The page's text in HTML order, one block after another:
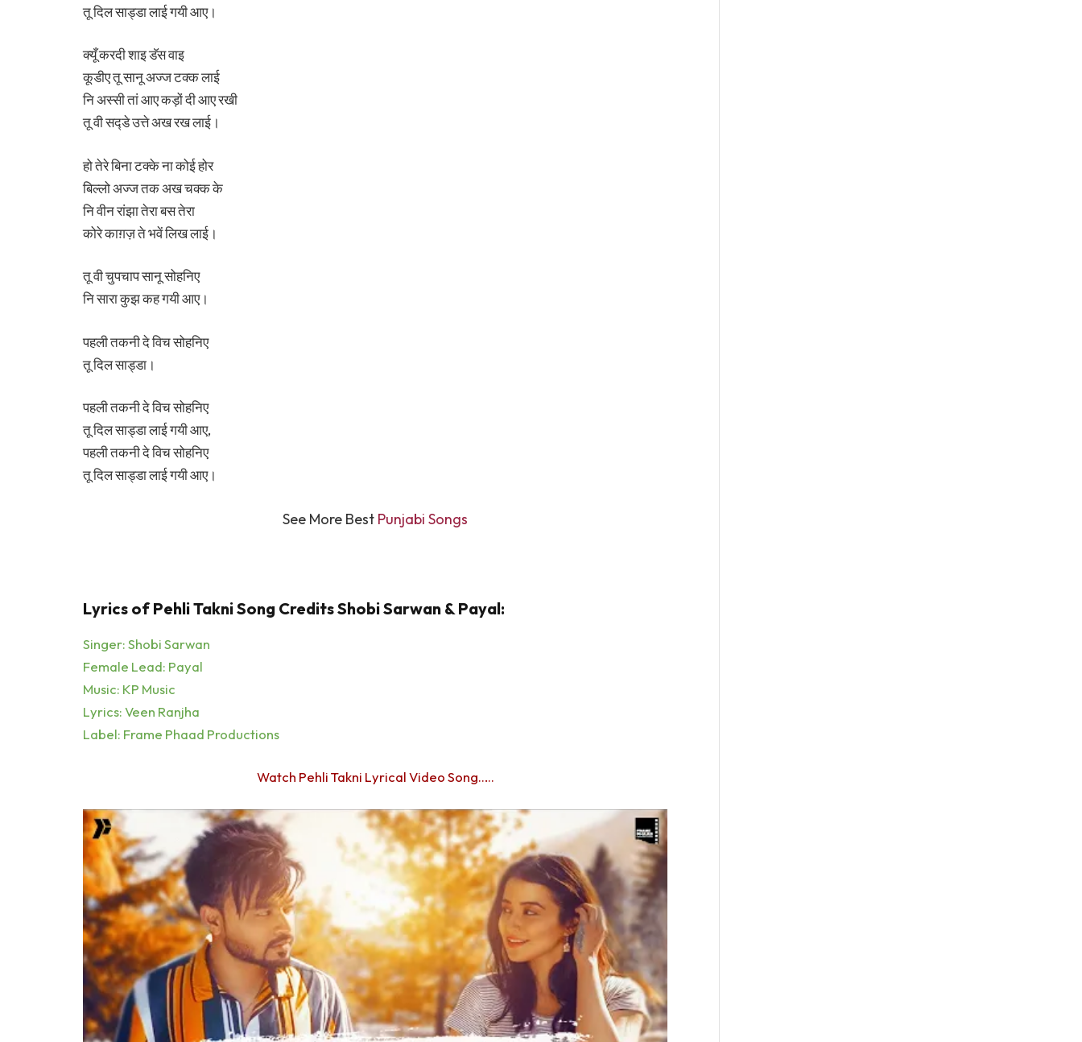
तू दिल साड्डा लाई गयी आए।
क्यूँ करदी शाइ डॅस वाइ
कूडीए तू सानू अज्ज टक्क लाई
नि अस्सी तां आए कड़ों दी आए रखी
तू वी सद्डे उत्ते अख रख लाई।
हो तेरे बिना टक्के ना कोई होर
बिल्लो अज्ज तक अख चक्क के
नि वीन रांझा तेरा बस तेरा
कोरे काग़ज़ ते भवें लिख लाई।
तू वी चुपचाप सानू सोहनिए
नि सारा कुझ कह गयी आए।
पहली तकनी दे विच सोहनिए
तू दिल साड्डा।
पहली तकनी दे विच सोहनिए
तू दिल साड्डा लाई गयी आए,
पहली तकनी दे विच सोहनिए
तू दिल साड्डा लाई गयी आए।
See More Best Punjabi Songs
Lyrics of Pehli Takni Song Credits Shobi Sarwan & Payal:
Singer: Shobi Sarwan
Female Lead: Payal
Music: KP Music
Lyrics: Veen Ranjha
Label: Frame Phaad Productions
Watch Pehli Takni Lyrical Video Song…..